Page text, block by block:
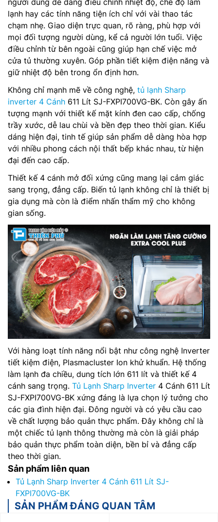
lạnh hay các tính năng tiện ích chỉ với vài thao tác
chạm nhẹ. Giao diện trực quan, rõ ràng, phù hợp với
mọi đối tượng người dùng, kể cả người lớn tuổi. Việc
điều chỉnh từ bên ngoài cũng giúp hạn chế việc mở
cửa tủ thường xuyên. Góp phần tiết kiệm điện năng và
giữ nhiệt độ bên trong ổn định hơn.
Không chỉ mạnh mẽ về công nghệ, tủ lạnh Sharp
inverter 4 Cánh 611 Lít SJ-FXPI700VG-BK. Còn gây ấn
tượng mạnh với thiết kế mặt kính đen cao cấp, chống
trầy xước, dễ lau chùi và bền đẹp theo thời gian. Kiểu
dáng hiện đại, tinh tế giúp sản phẩm dễ dàng hòa hợp
với nhiều phong cách nội thất bếp khác nhau, từ hiện
đại đến cao cấp.
Thiết kế 4 cánh mở đối xứng cũng mang lại cảm giác
sang trọng, đẳng cấp. Biến tủ lạnh không chỉ là thiết bị
gia dụng mà còn là điểm nhấn thẩm mỹ cho không
gian sống.
Với hàng loạt tính năng nổi bật như công nghệ Inverter
tiết kiệm điện, Plasmacluster Ion khử khuẩn. Hệ thống
làm lạnh đa chiều, dung tích lớn 611 lít và thiết kế 4
cánh sang trọng. Tủ Lạnh Sharp Inverter 4 Cánh 611 Lít
SJ-FXPI700VG-BK xứng đáng là lựa chọn lý tưởng cho
các gia đình hiện đại. Đông người và có yêu cầu cao
về chất lượng bảo quản thực phẩm. Đây không chỉ là
một chiếc tủ lạnh thông thường mà còn là giải pháp
bảo quản thực phẩm toàn diện, bền bỉ và đẳng cấp
theo thời gian.
Sản phẩm liên quan
Tủ Lạnh Sharp Inverter 4 Cánh 611 Lít SJ-
FXPI700VG-BK
SẢN PHẨM ĐÁNG QUAN TÂM